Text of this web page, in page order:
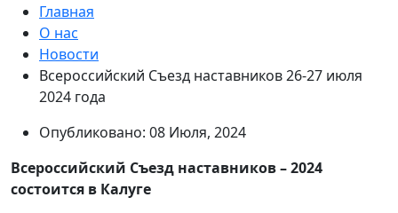
Главная
О нас
Новости
Всероссийский Съезд наставников 26-27 июля
2024 года
Опубликовано: 08 Июля, 2024
Всероссийский Съезд наставников – 2024
состоится в Калуге